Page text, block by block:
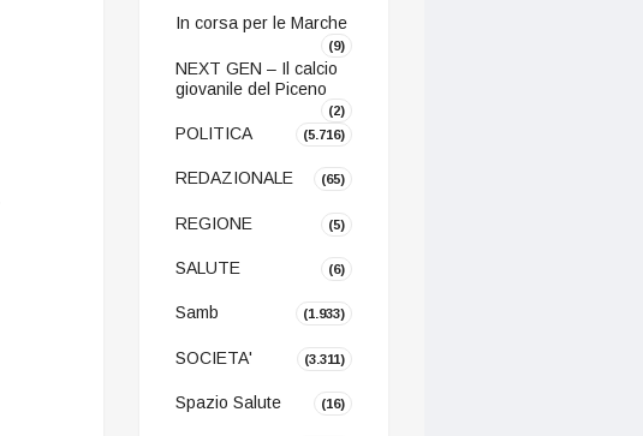
In corsa per le Marche
(9)
NEXT GEN – Il calcio
giovanile del Piceno
(2)
POLITICA (5.716)
REDAZIONALE (65)
REGIONE (5)
SALUTE (6)
Samb (1.933)
SOCIETA' (3.311)
Spazio Salute (16)